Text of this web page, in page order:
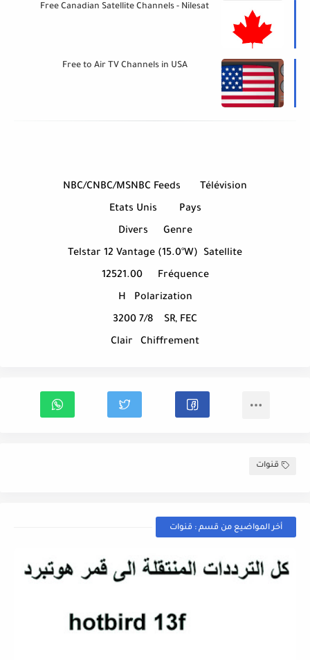
Free Canadian Satellite Channels - Nilesat
Free to Air TV Channels in USA
Télévision
NBC/CNBC/MSNBC Feeds
Pays
Etats Unis
Genre
Divers
Satellite
Telstar 12 Vantage (15.0°W)
Fréquence
12521.00
Polarization
H
SR, FEC
3200 7/8
Chiffrement
Clair
قنوات
أخر المواضيع من قسم : قنوات